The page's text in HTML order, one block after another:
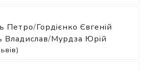
Петро/Гордієнко Євгеній
Владислав/Мурдза Юрій